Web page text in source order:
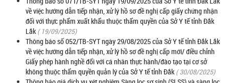
về việc hướng dẫn tiếp nhận, xử lý hồ sơ đề nghị cấp giấy chứng nhận
đối với thực phẩm xuất khẩu thuộc thẩm quyền của Sở Y tế tỉnh Đắk
Lắk ( 19/09/2025)
Thông báo số 052/TB-SYT ngày 29/08/2025 của Sở Y tế tỉnh Đắk Lắk
về việc hướng dẫn tiếp nhận, xử lý hồ sơ đề nghị cấp mới/ điều chỉnh
Giấy phép hành nghề đối với cá nhân thực hành/đào tạo tại cơ sở
không thuộc thẩm quyền quản lý của Sở Y tế tỉnh Đắk ( 30/08/2025)